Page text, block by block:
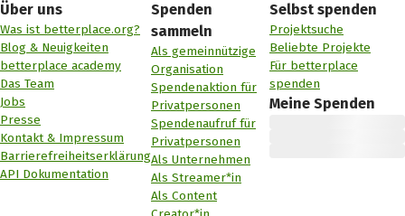
Über uns
Was ist betterplace.org?
Blog & Neuigkeiten
betterplace academy
Das Team
Jobs
Presse
Kontakt & Impressum
Barrierefreiheitserklärung
API Dokumentation
Spenden
sammeln
Als gemeinnützige
Organisation
Spendenaktion für
Privatpersonen
Spendenaufruf für
Privatpersonen
Als Unternehmen
Als Streamer*in
Als Content
Selbst spenden
Projektsuche
Beliebte Projekte
Für betterplace
spenden
Meine Spenden